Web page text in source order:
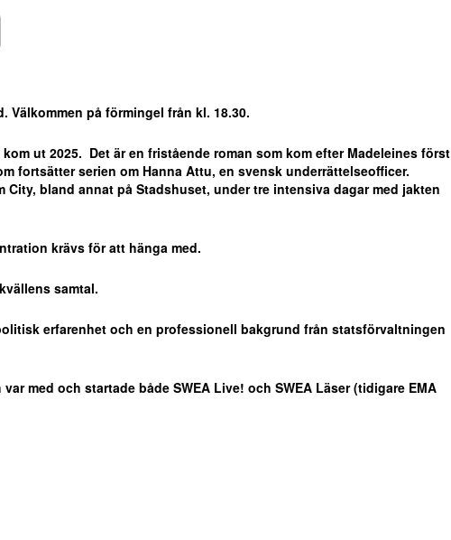
Välkommen på förmingel från kl. 18.30.
ut 2025. Det är en fristående roman som kom efter Madeleines först
fortsätter serien om Hanna Attu, en svensk underrättelseofficer.
bland annat på Stadshuset, under tre intensiva dagar med jakten
krävs för att hänga med.
samtal.
erfarenhet och en professionell bakgrund från statsförvaltningen
med och startade både SWEA Live! och SWEA Läser (tidigare EMA